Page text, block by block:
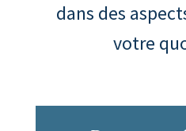
dans des
votre